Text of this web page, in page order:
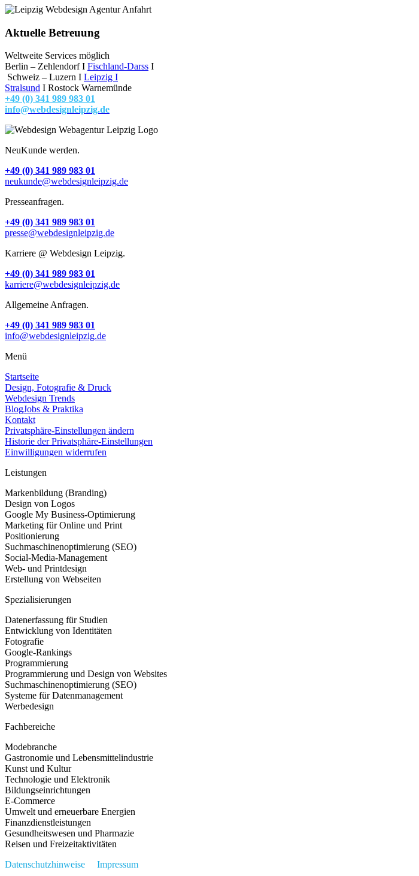
Aktuelle Betreuung
Weltweite Services möglich
Berlin – Zehlendorf I Fischland-Darss I
Schweiz – Luzern I Leipzig I
Stralsund I Rostock Warnemünde
+49 (0) 341 989 983 01
info@webdesignleipzig.de
NeuKunde werden.
+49 (0) 341 989 983 01
neukunde@webdesignleipzig.de
Presseanfragen.
+49 (0) 341 989 983 01
presse@webdesignleipzig.de
Karriere @ Webdesign Leipzig.
+49 (0) 341 989 983 01
karriere@webdesignleipzig.de
Allgemeine Anfragen.
+49 (0) 341 989 983 01
info@webdesignleipzig.de
Menü
Startseite
Design, Fotografie & Druck
Webdesign Trends
BlogJobs & Praktika
Kontakt
Privatsphäre-Einstellungen ändern
Historie der Privatsphäre-Einstellungen
Einwilligungen widerrufen
Leistungen
Markenbildung (Branding)
Design von Logos
Google My Business-Optimierung
Marketing für Online und Print
Positionierung
Suchmaschinenoptimierung (SEO)
Social-Media-Management
Web- und Printdesign
Erstellung von Webseiten
Spezialisierungen
Datenerfassung für Studien
Entwicklung von Identitäten
Fotografie
Google-Rankings
Programmierung
Programmierung und Design von Websites
Suchmaschinenoptimierung (SEO)
Systeme für Datenmanagement
Werbedesign
Fachbereiche
Modebranche
Gastronomie und Lebensmittelindustrie
Kunst und Kultur
Technologie und Elektronik
Bildungseinrichtungen
E-Commerce
Umwelt und erneuerbare Energien
Finanzdienstleistungen
Gesundheitswesen und Pharmazie
Reisen und Freizeitaktivitäten
Datenschutzhinweise
Impressum